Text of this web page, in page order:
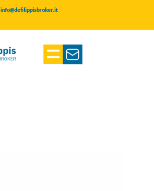
info@defilippisbroker.it